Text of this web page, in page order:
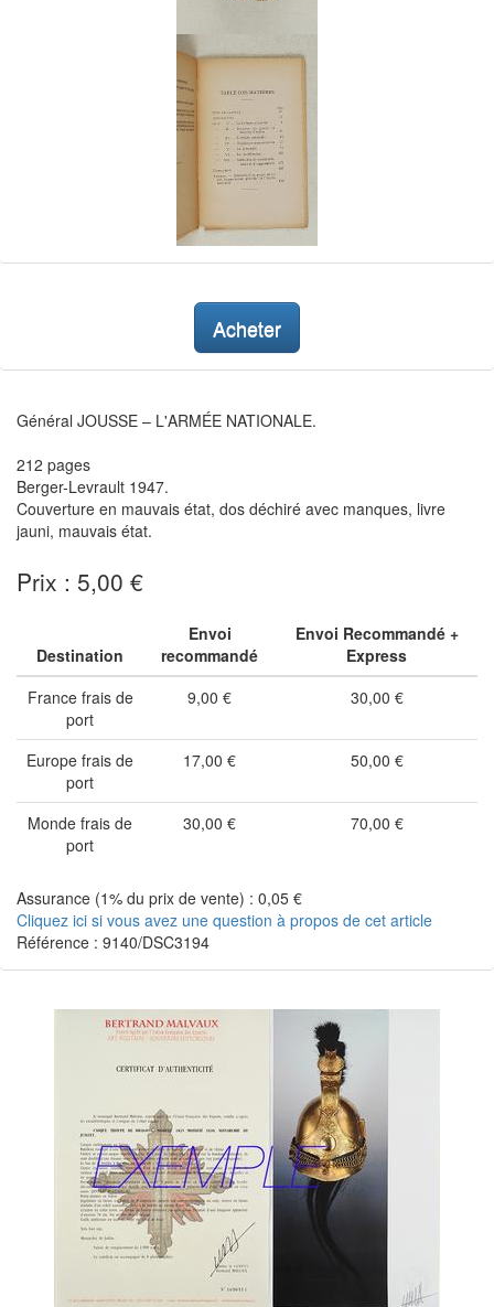
Acheter
Général JOUSSE – L'ARMÉE NATIONALE.
212 pages
Berger-Levrault 1947.
Couverture en mauvais état, dos déchiré avec manques, livre
jauni, mauvais état.
Prix : 5,00 €
Destination
Envoi
recommandé
Envoi Recommandé +
Express
France frais de
port
9,00 € 30,00 €
Europe frais de
port
17,00 € 50,00 €
Monde frais de
port
30,00 € 70,00 €
Assurance (1% du prix de vente) : 0,05 €
Cliquez ici si vous avez une question à propos de cet article
Référence : 9140/DSC3194